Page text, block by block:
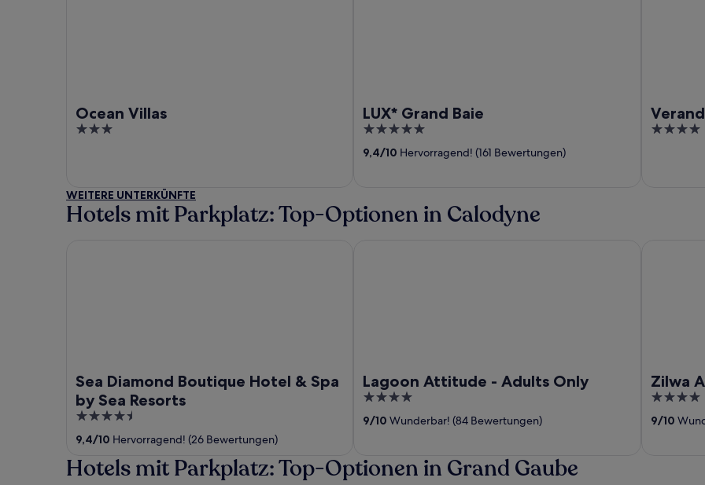
Ocean Villas
3
LUX* Grand Baie
5
out
of
9,4/10 Hervorragend! (161 Bewertungen)
4
WEITERE UNTERKÜNFTE
Hotels mit Parkplatz: Top-Optionen in Calodyne
Sea Diamond Boutique Hotel & Spa
by Sea Resorts
4.5
out
of
5
9,4/10 Hervorragend! (26 Bewertungen)
Lagoon Attitude - Adults Only
4
out
9/10 Wunderbar! (84 Bewertungen)
Zilwa
4
out
9/10
Hotels mit Parkplatz: Top-Optionen in Grand Gaube